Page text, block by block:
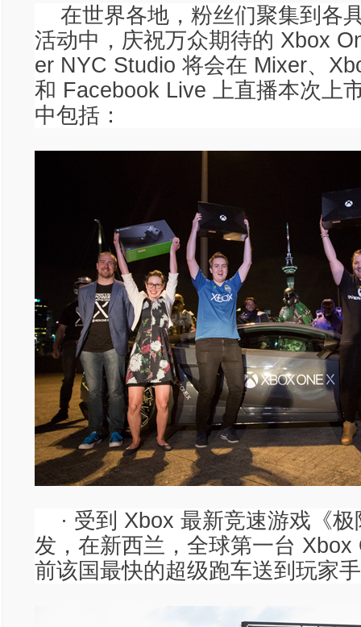
在世界各地，粉丝们聚集到各
活动中，庆祝万众期待的 Xbox
er NYC Studio 将会在 Mixer、
和 Facebook Live 上直播本次上
中包括：
· 受到 Xbox 最新竞速游戏《
发，在新西兰，全球第一台 Xbox
前该国最快的超级跑车送到玩家